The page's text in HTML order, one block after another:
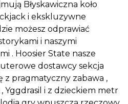
Błyskawiczna koło
i ekskluzywne
możesz odprawiać
i naszymi
. Hoosier State nasze
dostawcy sekcja
z pragmatyczny zabawa ,
Yggdrasil i z dzieckiem metr